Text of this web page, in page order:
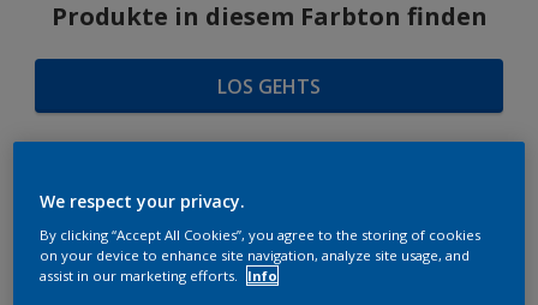
Produkte in diesem Farbton finden
LOS GEHTS
FARBAUSWAHL
We respect your privacy.
By clicking “Accept All Cookies”, you agree to the storing of cookies
on your device to enhance site navigation, analyze site usage, and
assist in our marketing efforts.
Info